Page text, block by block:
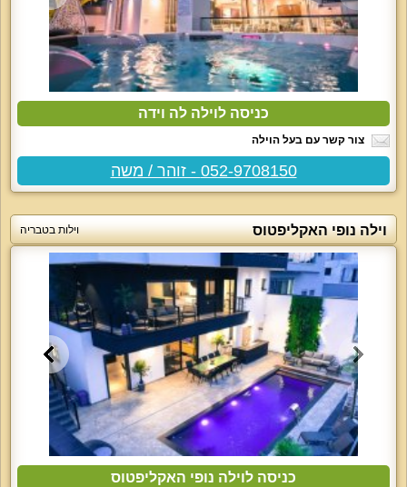
כניסה לוילה לה וידה
צור קשר עם בעל הוילה
052-9708150 - זוהר / משה
וילה נופי האקליפטוס וילות בטבריה
כניסה לוילה נופי האקליפטוס